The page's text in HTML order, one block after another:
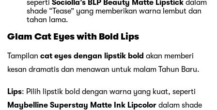
seperti Sociolla’s BLP Beauty Matte Lipstick dalam
shade “Tease” yang memberikan warna lembut dan
tahan lama.
Glam Cat Eyes with Bold Lips
Tampilan cat eyes dengan lipstik bold akan memberi
kesan dramatis dan menawan untuk malam Tahun Baru.
Lips: Pilih lipstik bold dengan warna yang kuat, seperti
Maybelline Superstay Matte Ink Lipcolor dalam shade